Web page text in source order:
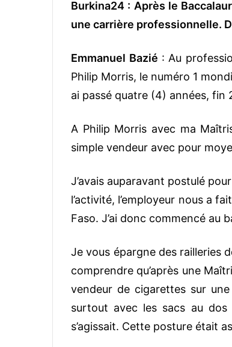
Burkina24 : Après le
une carrière professionnelle.
Emmanuel Bazié : Au
Philip Morris, le numéro 1
ai passé quatre (4) années, fin
A Philip Morris avec ma
simple vendeur avec pour
J’avais auparavant postulé
l’activité, l’employeur nous a
Faso. J’ai donc commencé au
Je vous épargne des railleries
comprendre qu’après une
vendeur de cigarettes sur
surtout avec les sacs au
s’agissait. Cette posture était